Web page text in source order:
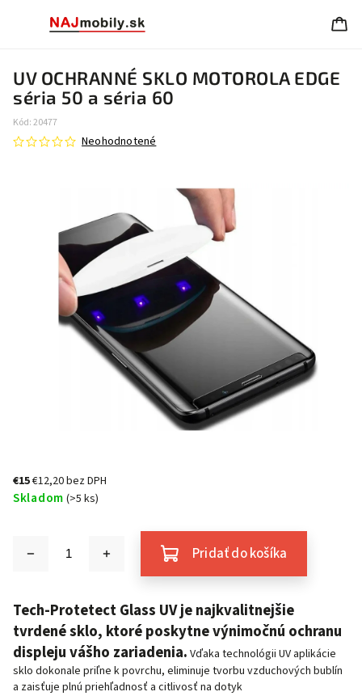
UV OCHRANNÉ SKLO MOTOROLA EDGE
séria 50 a séria 60
Kód:20477
Neohodnotené
€15€12,20 bez DPH
Skladom (>5 ks)
Pridať do košíka
Tech-ProtetectGlass UV je najkvalitnejšie
tvrdené sklo, ktoré poskytne výnimočnú ochranu
displeju vášho zariadenia. Vďaka technológii UV aplikácie
sklo dokonale priľne k povrchu, eliminuje tvorbu vzduchových bublín
a zaisťuje plnú priehľadnosť a citlivosť na dotyk